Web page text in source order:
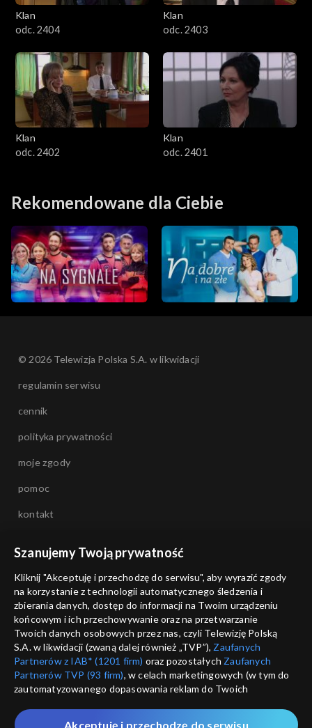
Klan
odc. 2404
Klan
odc. 2403
Klan
odc. 2402
Klan
odc. 2401
Rekomendowane dla Ciebie
© 2026 Telewizja Polska S.A. w likwidacji
regulamin serwisu
cennik
polityka prywatności
moje zgody
pomoc
kontakt
informacje o dostawcy usług
Szanujemy Twoją prywatność
Kliknij "Akceptuję i przechodzę do serwisu", aby wyrazić zgody
na korzystanie z technologii automatycznego śledzenia i
zbierania danych, dostęp do informacji na Twoim urządzeniu
końcowym i ich przechowywanie oraz na przetwarzanie
Twoich danych osobowych przez nas, czyli Telewizję Polską
S.A. w likwidacji (zwaną dalej również „TVP”), Zaufanych
Partnerów z IAB* (1201 firm) oraz pozostałych Zaufanych
Partnerów TVP (93 firm), w celach marketingowych (w tym do
zautomatyzowanego dopasowania reklam do Twoich
które wskazujemy poniżej, a także zgody na udostępnianie
Akceptuję i przechodzę do serwisu